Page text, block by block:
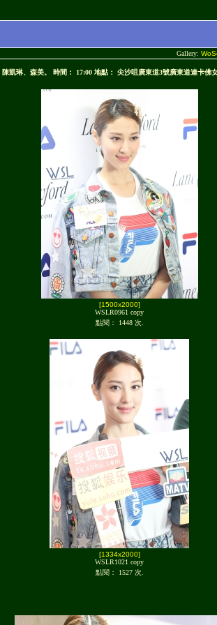
Gallery:
凱琳、森美。 時間： 17:00 地點： 尖沙咀廣東道3號廣東道連卡佛
[1500x2000]
WSLR0961 copy
點閱： 1448 次.
[1334x2000]
WSLR1021 copy
點閱： 1527 次.